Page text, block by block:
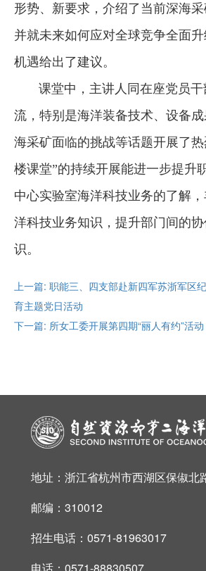
形势、新要求，介绍了当前深海采
并就未来如何应对全球竞争全面
机遇给出了建议。
课堂中，主讲人同在座党员干
流，特别是海洋装备技术、设备
海采矿面临的挑战等话题开展了
楼课堂”的持续开展能进一步提升
中心实验室海洋科技业务的了解
洋科技业务知识，提升部门间的
识。
上一篇: 职能三、四支部赴新四军苏浙军区
育主题党日活动
下一篇: 所女工委开展第四期“丽人有约”活动
地址：浙江省杭州市西湖区保俶北
邮编：310012
招生电话：0571-81963017